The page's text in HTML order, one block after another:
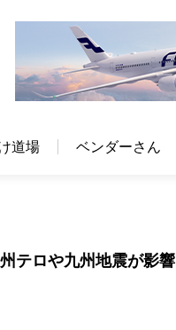
道場 ベンダーさん
テロや九州地震が影響